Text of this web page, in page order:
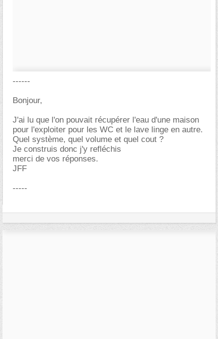
------
Bonjour,
J'ai lu que l'on pouvait récupérer l'eau d'une maison
pour l'exploiter pour les WC et le lave linge en autre.
Quel système, quel volume et quel cout ?
Je construis donc j'y refléchis
merci de vos réponses.
JFF
-----